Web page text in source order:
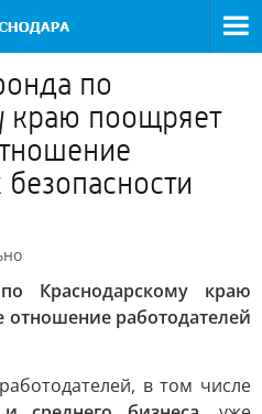
по
краю поощряет
Краснодарскому краю
отношение работодателей
в том числе